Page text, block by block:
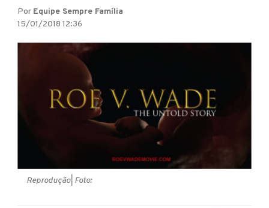
Por Equipe Sempre Família
15/01/2018 12:36
Reprodução| Foto: